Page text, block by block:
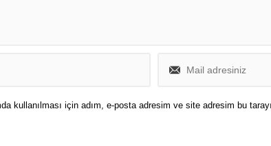
kullanılması için adım, e-posta adresim ve site adresim bu